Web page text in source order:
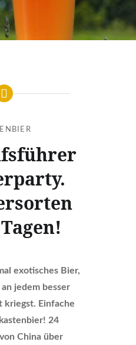
exotisches Bier,
jedem besser
Einfache
24
China über